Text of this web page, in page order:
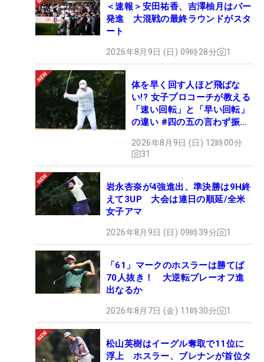
＜速報＞安田祐香、吉澤柚月はパー
発進 大混戦の最終ラウンドがスタ
ート
2026年8月9日 (日) 09時28分 1
体を早く回す人ほど飛ばな
い!? 女子プロコーチが教える
「速い回転」と「早い回転」
の違い #四の五の言わず振り
2026年8月9日 (日) 12時00分
31
岩永杏奈が4強進出、準決勝は9H終
えて3UP 大会は連日の順延/全米
女子アマ
2026年8月9日 (日) 09時39分 1
「61」マークのホスラーは勝てば
70人抜き！ 大逆転プレーオフ進
出なるか
2026年8月7日 (金) 11時30分 1
松山英樹はイーグル奪取で11位に
浮上 ホスラー、ブレナンが首位タ